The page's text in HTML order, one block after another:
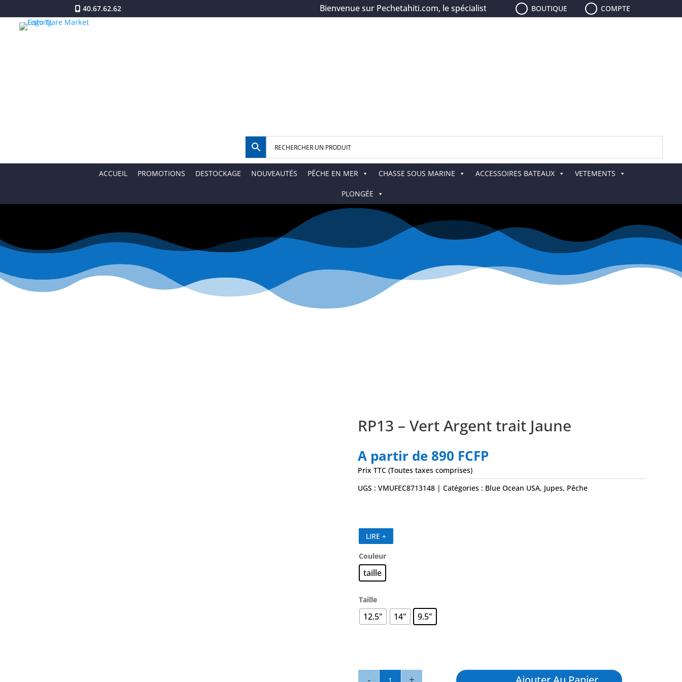
40.67.62.62 Bienvenue sur Pechetahiti.com, le spécialiste de la pêche, le plus grand choix de leurres, de
BOUTIQUE COMPTE
ACCUEIL PROMOTIONS DESTOCKAGE NOUVEAUTÉS PÊCHE EN MER CHASSE SOUS MARINE ACCESSOIRES BATEAUX VETEMENTS
PLONGÉE
RP13 – Vert Argent trait Jaune
A partir de 890 FCFP
Prix TTC (Toutes taxes comprises)
UGS : VMUFEC8713148 Catégories : Blue Ocean USA, Jupes, Pêche
LIRE +
Couleur
taille
Taille
12.5" 14" 9.5"